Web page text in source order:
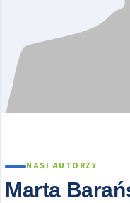
NASI AUTORZY
Marta